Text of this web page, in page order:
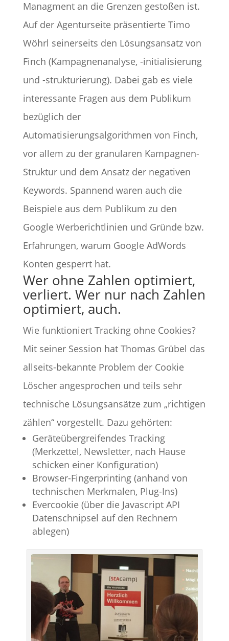
Managment an die Grenzen gestoßen ist.
Auf der Agenturseite präsentierte Timo
Wöhrl seinerseits den Lösungsansatz von
Finch (Kampagnenanalyse, -initialisierung
und -strukturierung). Dabei gab es viele
interessante Fragen aus dem Publikum
bezüglich der
Automatisierungsalgorithmen von Finch,
vor allem zu der granularen Kampagnen-
Struktur und dem Ansatz der negativen
Keywords. Spannend waren auch die
Beispiele aus dem Publikum zu den
Google Werberichtlinien und Gründe bzw.
Erfahrungen, warum Google AdWords
Konten gesperrt hat.
Wer ohne Zahlen optimiert,
verliert. Wer nur nach Zahlen
optimiert, auch.
Wie funktioniert Tracking ohne Cookies?
Mit seiner Session hat Thomas Grübel das
allseits-bekannte Problem der Cookie
Löscher angesprochen und teils sehr
technische Lösungsansätze zum „richtigen
zählen“ vorgestellt. Dazu gehörten:
Geräteübergreifendes Tracking
(Merkzettel, Newsletter, nach Hause
schicken einer Konfiguration)
Browser-Fingerprinting (anhand von
technischen Merkmalen, Plug-Ins)
Evercookie (über die Javascript API
Datenschnipsel auf den Rechnern
ablegen)